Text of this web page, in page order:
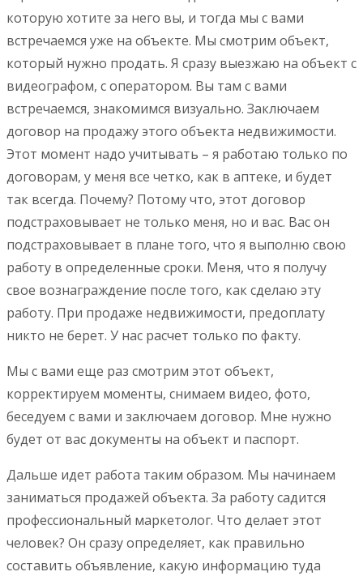
которую хотите за него вы, и тогда мы с вами
встречаемся уже на объекте. Мы смотрим объект,
который нужно продать. Я сразу выезжаю на объект с
видеографом, с оператором. Вы там с вами
встречаемся, знакомимся визуально. Заключаем
договор на продажу этого объекта недвижимости.
Этот момент надо учитывать – я работаю только по
договорам, у меня все четко, как в аптеке, и будет
так всегда. Почему? Потому что, этот договор
подстраховывает не только меня, но и вас. Вас он
подстраховывает в плане того, что я выполню свою
работу в определенные сроки. Меня, что я получу
свое вознаграждение после того, как сделаю эту
работу. При продаже недвижимости, предоплату
никто не берет. У нас расчет только по факту.
Мы с вами еще раз смотрим этот объект,
корректируем моменты, снимаем видео, фото,
беседуем с вами и заключаем договор. Мне нужно
будет от вас документы на объект и паспорт.
Дальше идет работа таким образом. Мы начинаем
заниматься продажей объекта. За работу садится
профессиональный маркетолог. Что делает этот
человек? Он сразу определяет, как правильно
составить объявление, какую информацию туда